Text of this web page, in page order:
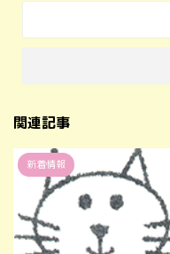
関連記事
新着情報